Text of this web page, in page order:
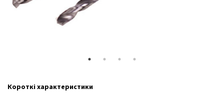
Короткі характеристики